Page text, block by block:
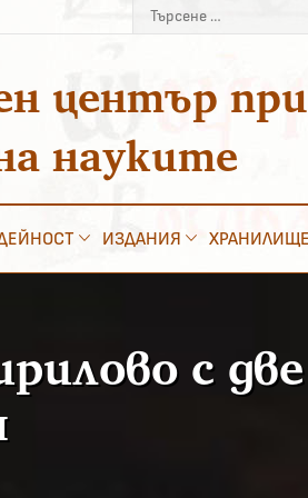
Търсене
за:
център при
науките
ИЗДАНИЯ ХРАНИЛИЩЕ
с